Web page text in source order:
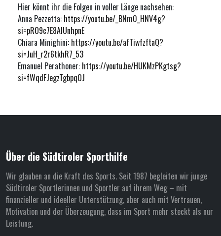
Hier könnt ihr die Folgen in voller Länge nachsehen:
Anna Pezzetta: https://youtu.be/_BNm0_HNV4g?
si=pRO9c7E8AIUnhpnE
Chiara Minighini: https://youtu.be/afTiwfzftaQ?
si=JuH_r2r6tkhR7_53
Emanuel Perathoner: https://youtu.be/HUKMzPKgtsg?
si=fWqdFJegzTgbpqOJ
Über die Südtiroler Sporthilfe
Wir glauben an die Kraft des Sports. Seit 1987 begleiten wir junge
Südtiroler Sportlerinnen und Sportler auf ihrem Weg – mit
finanzieller und ideeller Unterstützung, aber auch mit Vertrauen,
Motivation und der Überzeugung, dass im Sport mehr steckt als nur
Leistung.